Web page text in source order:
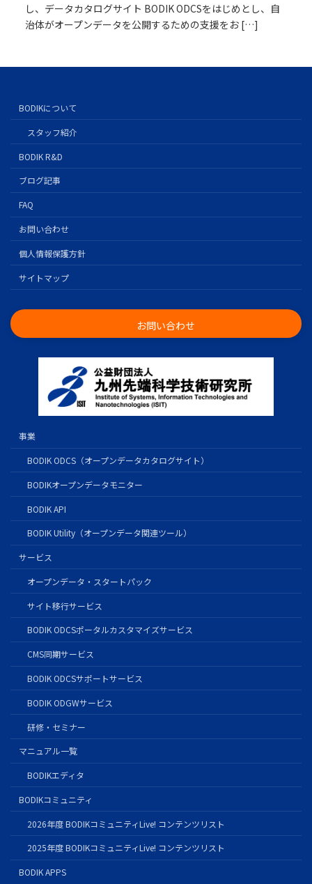
し、データカタログサイト BODIK ODCSをはじめとし、自
治体がオープンデータを公開するための支援をお […]
BODIKについて
スタッフ紹介
BODIK R&D
ブログ記事
FAQ
お問い合わせ
個人情報保護方針
サイトマップ
お問い合わせ
事業
BODIK ODCS（オープンデータカタログサイト）
BODIKオープンデータモニター
BODIK API
BODIK Utility（オープンデータ関連ツール）
サービス
オープンデータ・スタートパック
サイト移行サービス
BODIK ODCSポータルカスタマイズサービス
CMS同期サービス
BODIK ODCSサポートサービス
BODIK ODGWサービス
研修・セミナー
マニュアル一覧
BODIKエディタ
BODIKコミュニティ
2026年度 BODIKコミュニティLive! コンテンツリスト
2025年度 BODIKコミュニティLive! コンテンツリスト
BODIK APPS